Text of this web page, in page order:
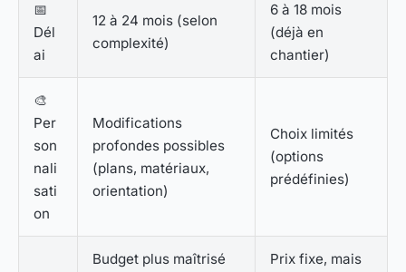
📅
Dél
ai
12 à 24 mois (selon
complexité)
6 à 18 mois
(déjà en
chantier)
🎨
Per
son
nali
sati
on
Modifications
profondes possibles
(plans, matériaux,
orientation)
Choix limités
(options
prédéfinies)
Budget plus maîtrisé
Prix fixe, mais